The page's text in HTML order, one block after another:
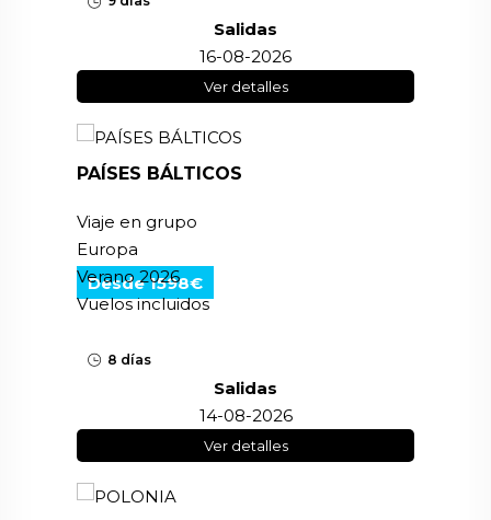
Salidas
16-08-2026
Ver detalles
Desde 1598€
PAÍSES BÁLTICOS
Viaje en grupo
Europa
Verano 2026
Vuelos incluidos
8 días
Salidas
14-08-2026
Ver detalles